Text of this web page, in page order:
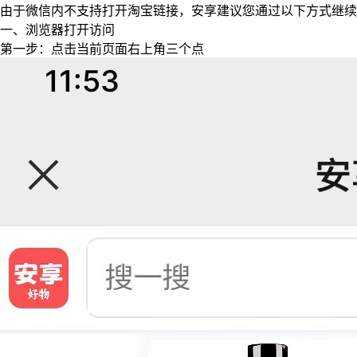
由于微信内不支持打开淘宝链接，安享建议您通过以下方式继
一、浏览器打开访问
第一步：点击当前页面右上角三个点